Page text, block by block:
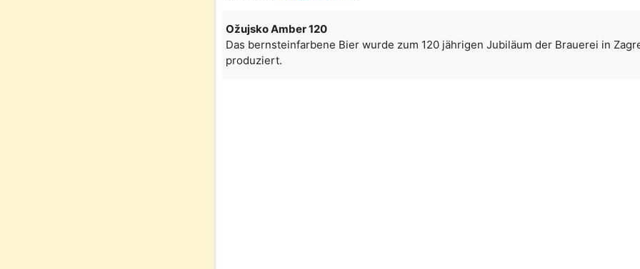
Ožujsko Amber 120
Das bernsteinfarbene Bier wurde zum 120 jährigen Jubiläum der Brauerei in
produziert.